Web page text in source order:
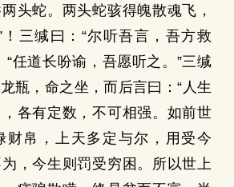
头蛇。两头蛇骇得魄散魂飞，
！三缄曰：“尔听吾言，吾方救
“任道长吩谕，吾愿听之。”三缄
瓶，命之坐，而后言曰：“人生
各有定数，不可相强。如前世
财帛，上天多定与尔，用受今
，今生则罚受穷困。所以世上